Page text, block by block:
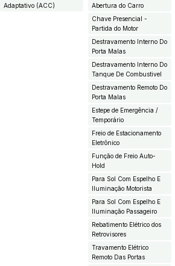
Adaptativo (ACC)
Abertura do Carro
Chave Presencial -
Partida do Motor
Destravamento Interno Do
Porta Malas
Destravamento Interno Do
Tanque De Combustivel
Destravamento Remoto Do
Porta Malas
Estepe de Emergência /
Temporário
Freio de Estacionamento
Eletrônico
Função de Freio Auto-
Hold
Para Sol Com Espelho E
Iluminação Motorista
Para Sol Com Espelho E
Iluminação Passageiro
Rebatimento Elétrico dos
Retrovisores
Travamento Elétrico
Remoto Das Portas